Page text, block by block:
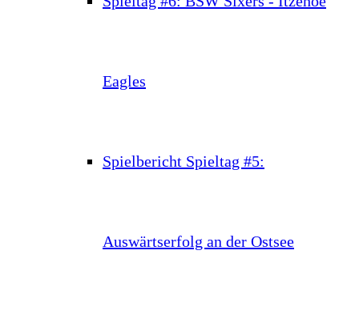
Eagles
Spielbericht Spieltag #5:
Auswärtserfolg an der Ostsee